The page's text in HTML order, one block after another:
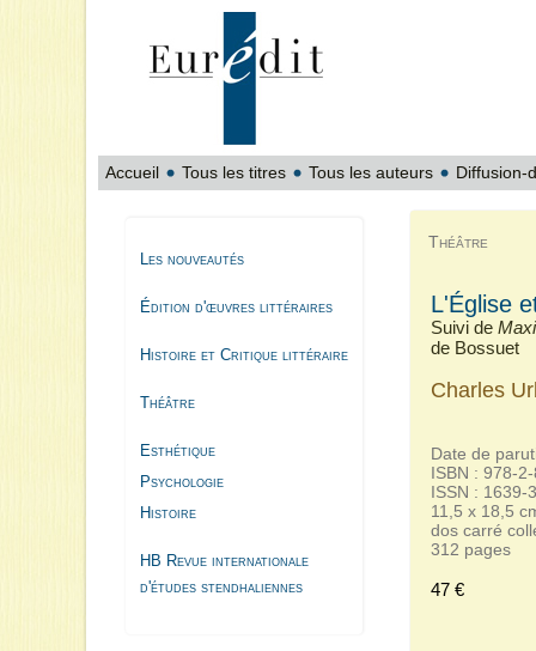
Accueil Tous les titres Tous les auteurs Diffusion-
Les nouveautés
Édition d'œuvres littéraires
Histoire et Critique littéraire
Théâtre
Esthétique
Psychologie
Histoire
HB Revue internationale
d'études stendhaliennes
Théâtre
L'Église
Suivi de
de Bossuet
Charles
Date de
ISBN : 978-
ISSN : 1639-
11,5 x 18,5
dos carré
312 pages
47 €